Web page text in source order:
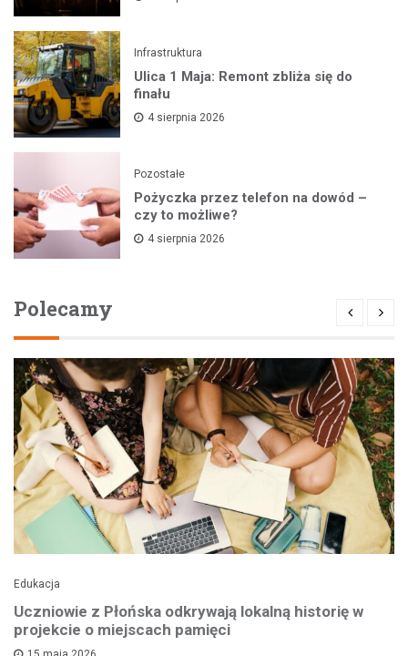
Infrastruktura
Ulica 1 Maja: Remont zbliża się do
finału
4 sierpnia 2026
Pozostałe
Pożyczka przez telefon na dowód –
czy to możliwe?
4 sierpnia 2026
Polecamy
Edukacja
Uczniowie z Płońska odkrywają lokalną historię w
projekcie o miejscach pamięci